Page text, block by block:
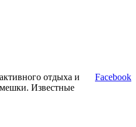
отдыха и
Известные
Facebook